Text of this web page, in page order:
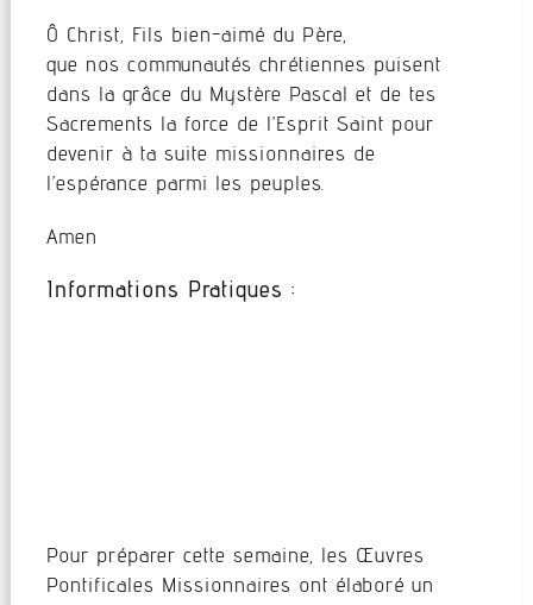
Ô Christ, Fils bien-aimé du Père,
que nos communautés chrétiennes puisent
dans la grâce du Mystère Pascal et de tes
Sacrements la force de l’Esprit Saint pour
devenir à ta suite missionnaires de
l’espérance parmi les peuples.
Amen
Informations Pratiques :
Pour préparer cette semaine, les Œuvres
Pontificales Missionnaires ont élaboré un